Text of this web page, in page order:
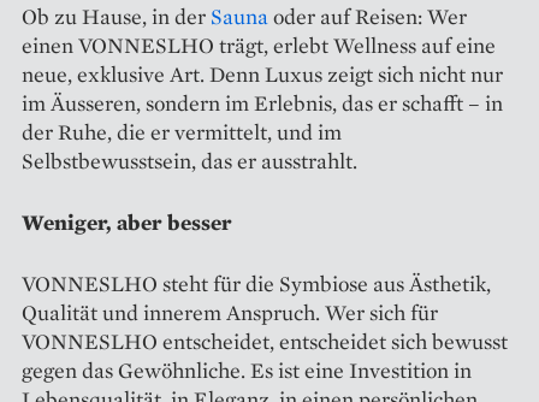
Ob zu Hause, in der Sauna oder auf Reisen: Wer
einen VONNESLHO trägt, erlebt Wellness auf eine
neue, exklusive Art. Denn Luxus zeigt sich nicht nur
im Äusseren, sondern im Erlebnis, das er schafft – in
der Ruhe, die er vermittelt, und im
Selbstbewusstsein, das er ausstrahlt.
Weniger, aber besser
VONNESLHO steht für die Symbiose aus Ästhetik,
Qualität und innerem Anspruch. Wer sich für
VONNESLHO entscheidet, entscheidet sich bewusst
gegen das Gewöhnliche. Es ist eine Investition in